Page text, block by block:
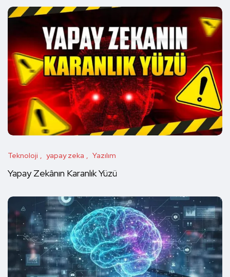
Teknoloji yapay zeka Yazılım
Yapay Zekânın Karanlık Yüzü